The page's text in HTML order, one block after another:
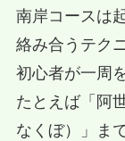
南岸コースは
絡み合うテク
初心者が一周
たとえば「阿
なくぼ）」ま